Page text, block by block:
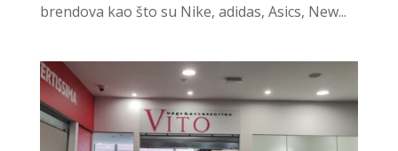
brendova kao što su Nike, adidas, Asics, New...